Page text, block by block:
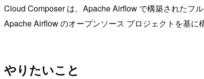
Cloud Composer は、Apache Airflow で構築されたフ
Apache Airflow のオープンソース プロジェクトを基
やりたいこと